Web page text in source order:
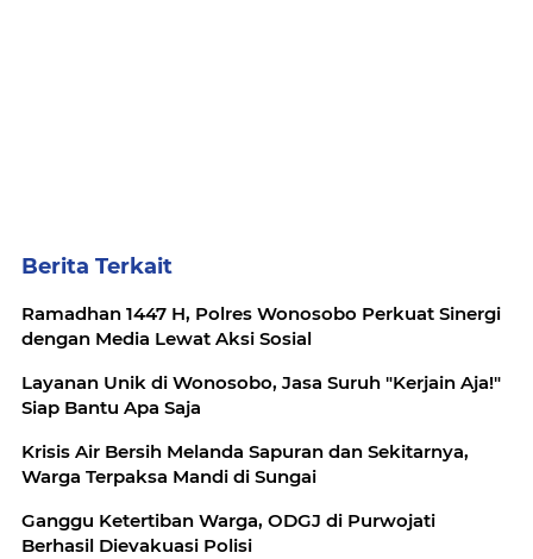
Berita Terkait
Ramadhan 1447 H, Polres Wonosobo Perkuat Sinergi
dengan Media Lewat Aksi Sosial
Layanan Unik di Wonosobo, Jasa Suruh "Kerjain Aja!"
Siap Bantu Apa Saja
Krisis Air Bersih Melanda Sapuran dan Sekitarnya,
Warga Terpaksa Mandi di Sungai
Ganggu Ketertiban Warga, ODGJ di Purwojati
Berhasil Dievakuasi Polisi